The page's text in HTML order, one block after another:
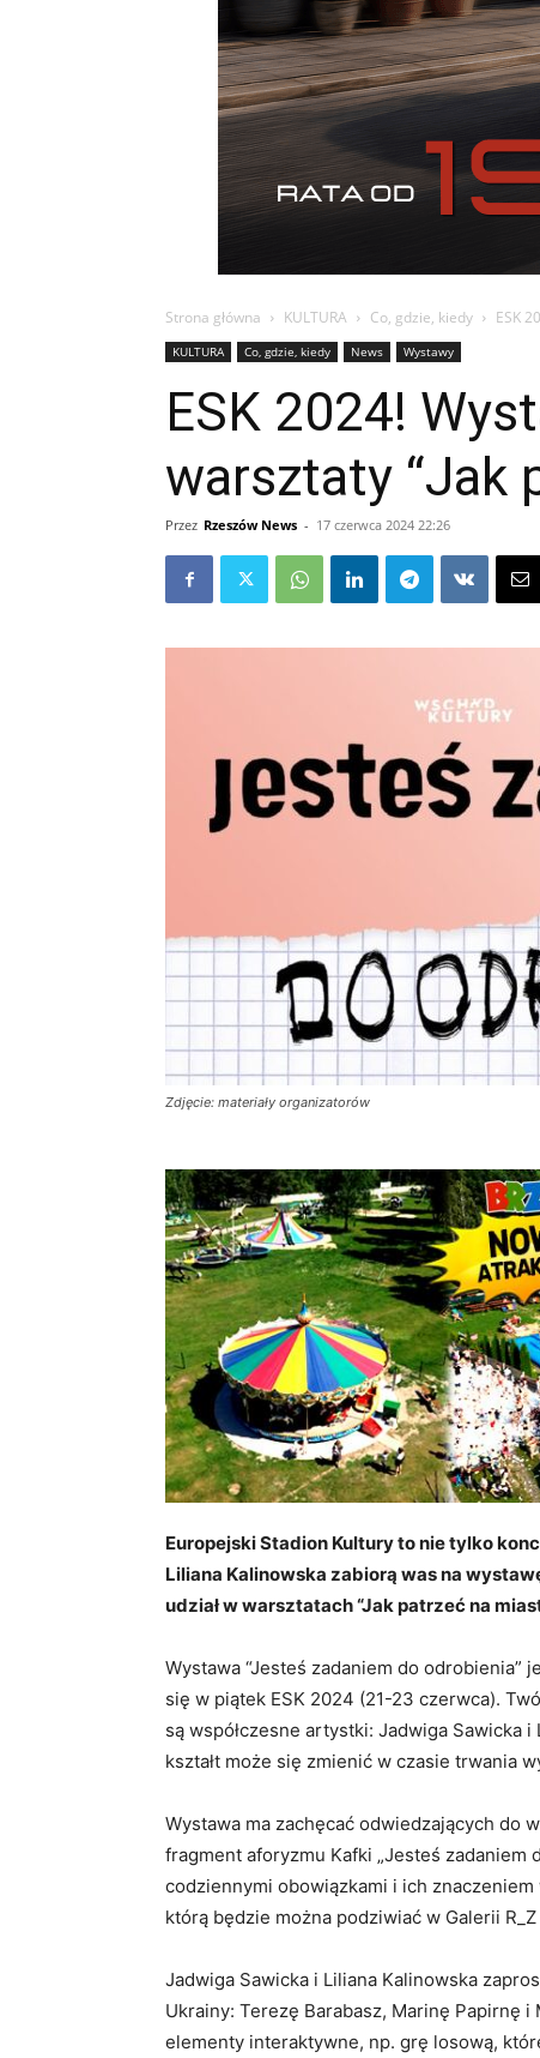
Strona główna KULTURA Co, gdzie, kiedy ESK
KULTURA Co, gdzie, kiedy News Wystawy
ESK 2024!
warsztaty “Jak
Przez Rzeszów News - 17 czerwca 2024 22:26
Zdjęcie: materiały organizatorów
Europejski Stadion Kultury to nie tylko
Liliana Kalinowska zabiorą was na
udział w warsztatach “Jak patrzeć na
Wystawa “Jesteś zadaniem do
się w piątek ESK 2024 (21-23 czerwca).
są współczesne artystki: Jadwiga Sawicka
kształt może się zmienić w czasie trwania
Wystawa ma zachęcać odwiedzających do
fragment aforyzmu Kafki „Jesteś zadaniem
codziennymi obowiązkami i ich
którą będzie można podziwiać w Galerii R_Z
Jadwiga Sawicka i Liliana Kalinowska
Ukrainy: Terezę Barabasz, Marinę Papirnę
elementy interaktywne, np. grę losową,